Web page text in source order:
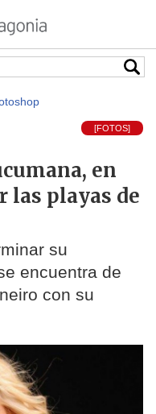
[FOTOS]
en
playas de
su
encuentra de
con su